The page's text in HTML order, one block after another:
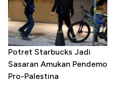
Potret Starbucks Jadi
Sasaran Amukan Pendemo
Pro-Palestina